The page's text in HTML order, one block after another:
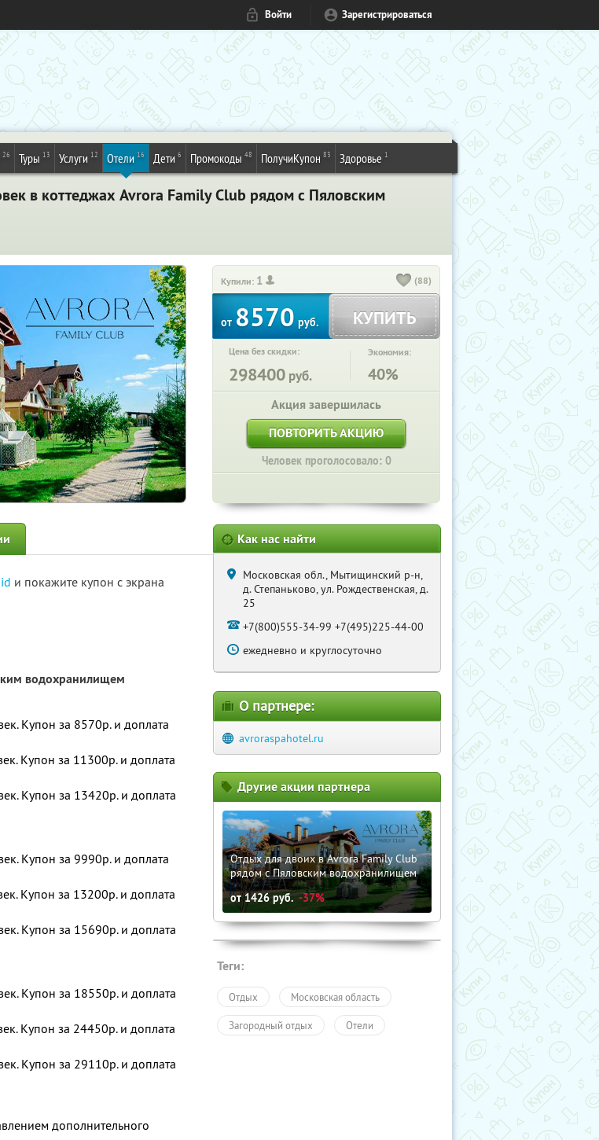
Войти Зарегистрироваться
26 Туры 13 Услуги 12 Отели 16 Дети 6 Промокоды 48 ПолучиКупон 83 Здоровье 1
в коттеджах Avrora Family Club рядом с Пяловским
Купили: 1 (88)
от 8570 руб. КУПИТЬ
Цена без скидки:
298400 руб.
Экономия:
40%
Акция завершилась
ПОВТОРИТЬ АКЦИЮ
Человек проголосовало: 0
и покажите купон с экрана
водохранилищем
Купон за 8570р. и доплата
Купон за 11300р. и доплата
Купон за 13420р. и доплата
Купон за 9990р. и доплата
Купон за 13200р. и доплата
Купон за 15690р. и доплата
Купон за 18550р. и доплата
Купон за 24450р. и доплата
Купон за 29110р. и доплата
дополнительного
Как нас найти
Московская обл., Мытищинский р-н,
д. Степаньково, ул. Рождественская, д.
25
+7(800)555-34-99 +7(495)225-44-00
ежедневно и круглосуточно
О партнере:
avroraspahotel.ru
Другие акции партнера
Отдых для двоих в Avrora Family Club
рядом с Пяловским водохранилищем
от1426руб. -37%
Теги:
Отдых Московская область
Загородный отдых Отели